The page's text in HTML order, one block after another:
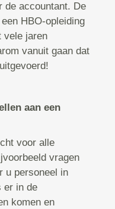
de accountant. De
HBO-opleiding
vele jaren
vanuit gaan dat
aan een
voor alle
vragen
u personeel in
er in de
komen en